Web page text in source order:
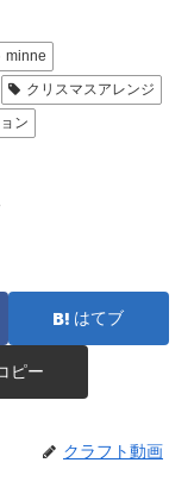
minne
クリスマスアレンジ
ン
はてブ
ピー
クラフト動画